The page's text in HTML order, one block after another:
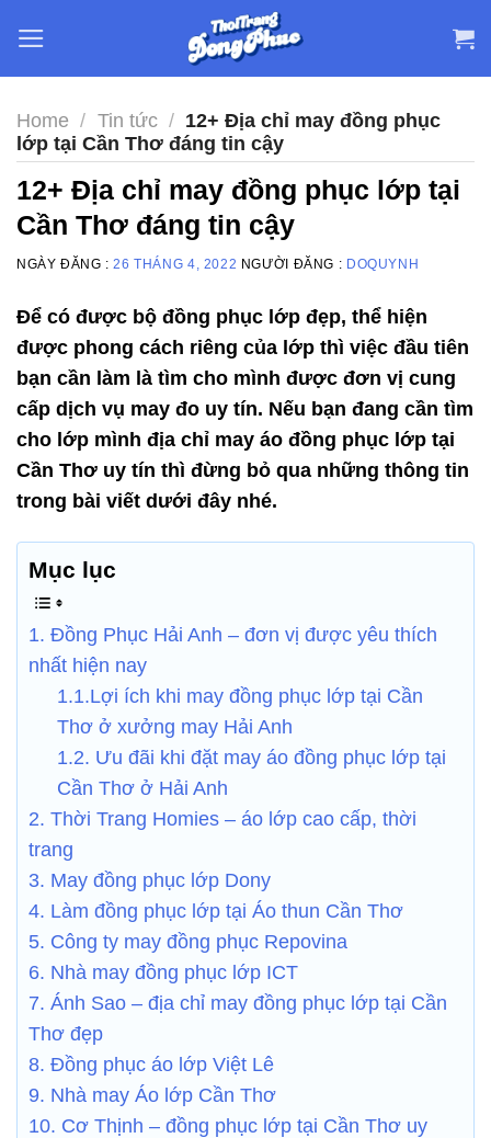
content
Home / Tin tức / 12+ Địa chỉ may đồng phục
lớp tại Cần Thơ đáng tin cậy
12+ Địa chỉ may đồng phục lớp tại
Cần Thơ đáng tin cậy
NGÀY ĐĂNG :26 THÁNG 4, 2022 NGƯỜI ĐĂNG : DOQUYNH
Để có được bộ đồng phục lớp đẹp, thể hiện
được phong cách riêng của lớp thì việc đầu tiên
bạn cần làm là tìm cho mình được đơn vị cung
cấp dịch vụ may đo uy tín. Nếu bạn đang cần tìm
cho lớp mình địa chỉ may áo đồng phục lớp tại
Cần Thơ uy tín thì đừng bỏ qua những thông tin
trong bài viết dưới đây nhé.
Mục lục
1. Đồng Phục Hải Anh – đơn vị được yêu thích
nhất hiện nay
1.1.Lợi ích khi may đồng phục lớp tại Cần
Thơ ở xưởng may Hải Anh
1.2. Ưu đãi khi đặt may áo đồng phục lớp tại
Cần Thơ ở Hải Anh
2. Thời Trang Homies – áo lớp cao cấp, thời
trang
3. May đồng phục lớp Dony
4. Làm đồng phục lớp tại Áo thun Cần Thơ
5. Công ty may đồng phục Repovina
6. Nhà may đồng phục lớp ICT
7. Ánh Sao – địa chỉ may đồng phục lớp tại Cần
Thơ đẹp
8. Đồng phục áo lớp Việt Lê
9. Nhà may Áo lớp Cần Thơ
10. Cơ Thịnh – đồng phục lớp tại Cần Thơ uy